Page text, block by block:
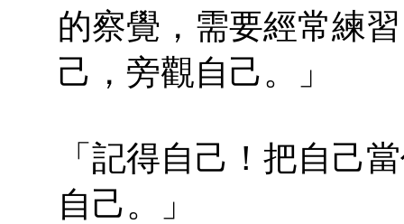
的察覺，需要經常練
己，旁觀自己。」
「記得自己！把自己
自己。」